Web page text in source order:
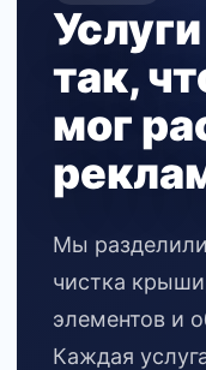
так,
мог
Мы
чистка
элементов и
Каждая